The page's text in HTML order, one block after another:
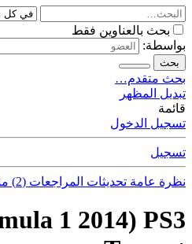
بحث بالعناوين فقط
بواسطة:
بحث
بحث متقدم…
تبديل المظهر
قائمة
تسجيل الدخول
تسجيل
نظرة عامة تحديثات المراجعات (2)
1 2014) PS3